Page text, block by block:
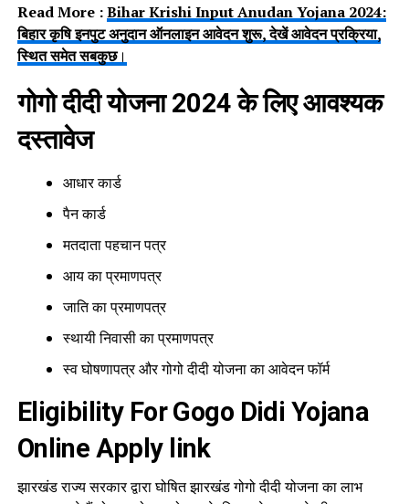
Read More :Bihar Krishi Input Anudan Yojana 2024:
बिहार कृषि इनपुट अनुदान ऑनलाइन आवेदन शुरू, देखें आवेदन प्रक्रिया,
स्थित समेत सबकुछ।
गोगो दीदी योजना 2024 के लिए आवश्यक
दस्तावेज
आधार कार्ड
पैन कार्ड
मतदाता पहचान पत्र
आय का प्रमाणपत्र
जाति का प्रमाणपत्र
स्थायी निवासी का प्रमाणपत्र
स्व घोषणापत्र और गोगो दीदी योजना का आवेदन फॉर्म
Eligibility For Gogo Didi Yojana
Online Apply link
झारखंड राज्य सरकार द्वारा घोषित झारखंड गोगो दीदी योजना का लाभ